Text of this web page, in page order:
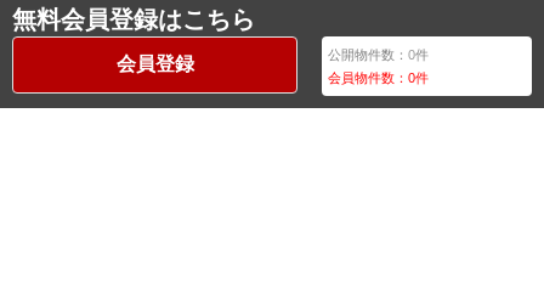
無料会員登録はこちら
会員登録 公開物件数：0件
会員物件数：0件